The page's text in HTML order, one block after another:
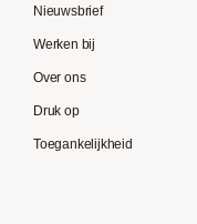
Berliner Kaffeerösterei
Speicherstadt Kaffee
Supremo
Moccamaster
Nieuwsbrief
Werken bij
Over ons
Druk op
Toegankelijkheid